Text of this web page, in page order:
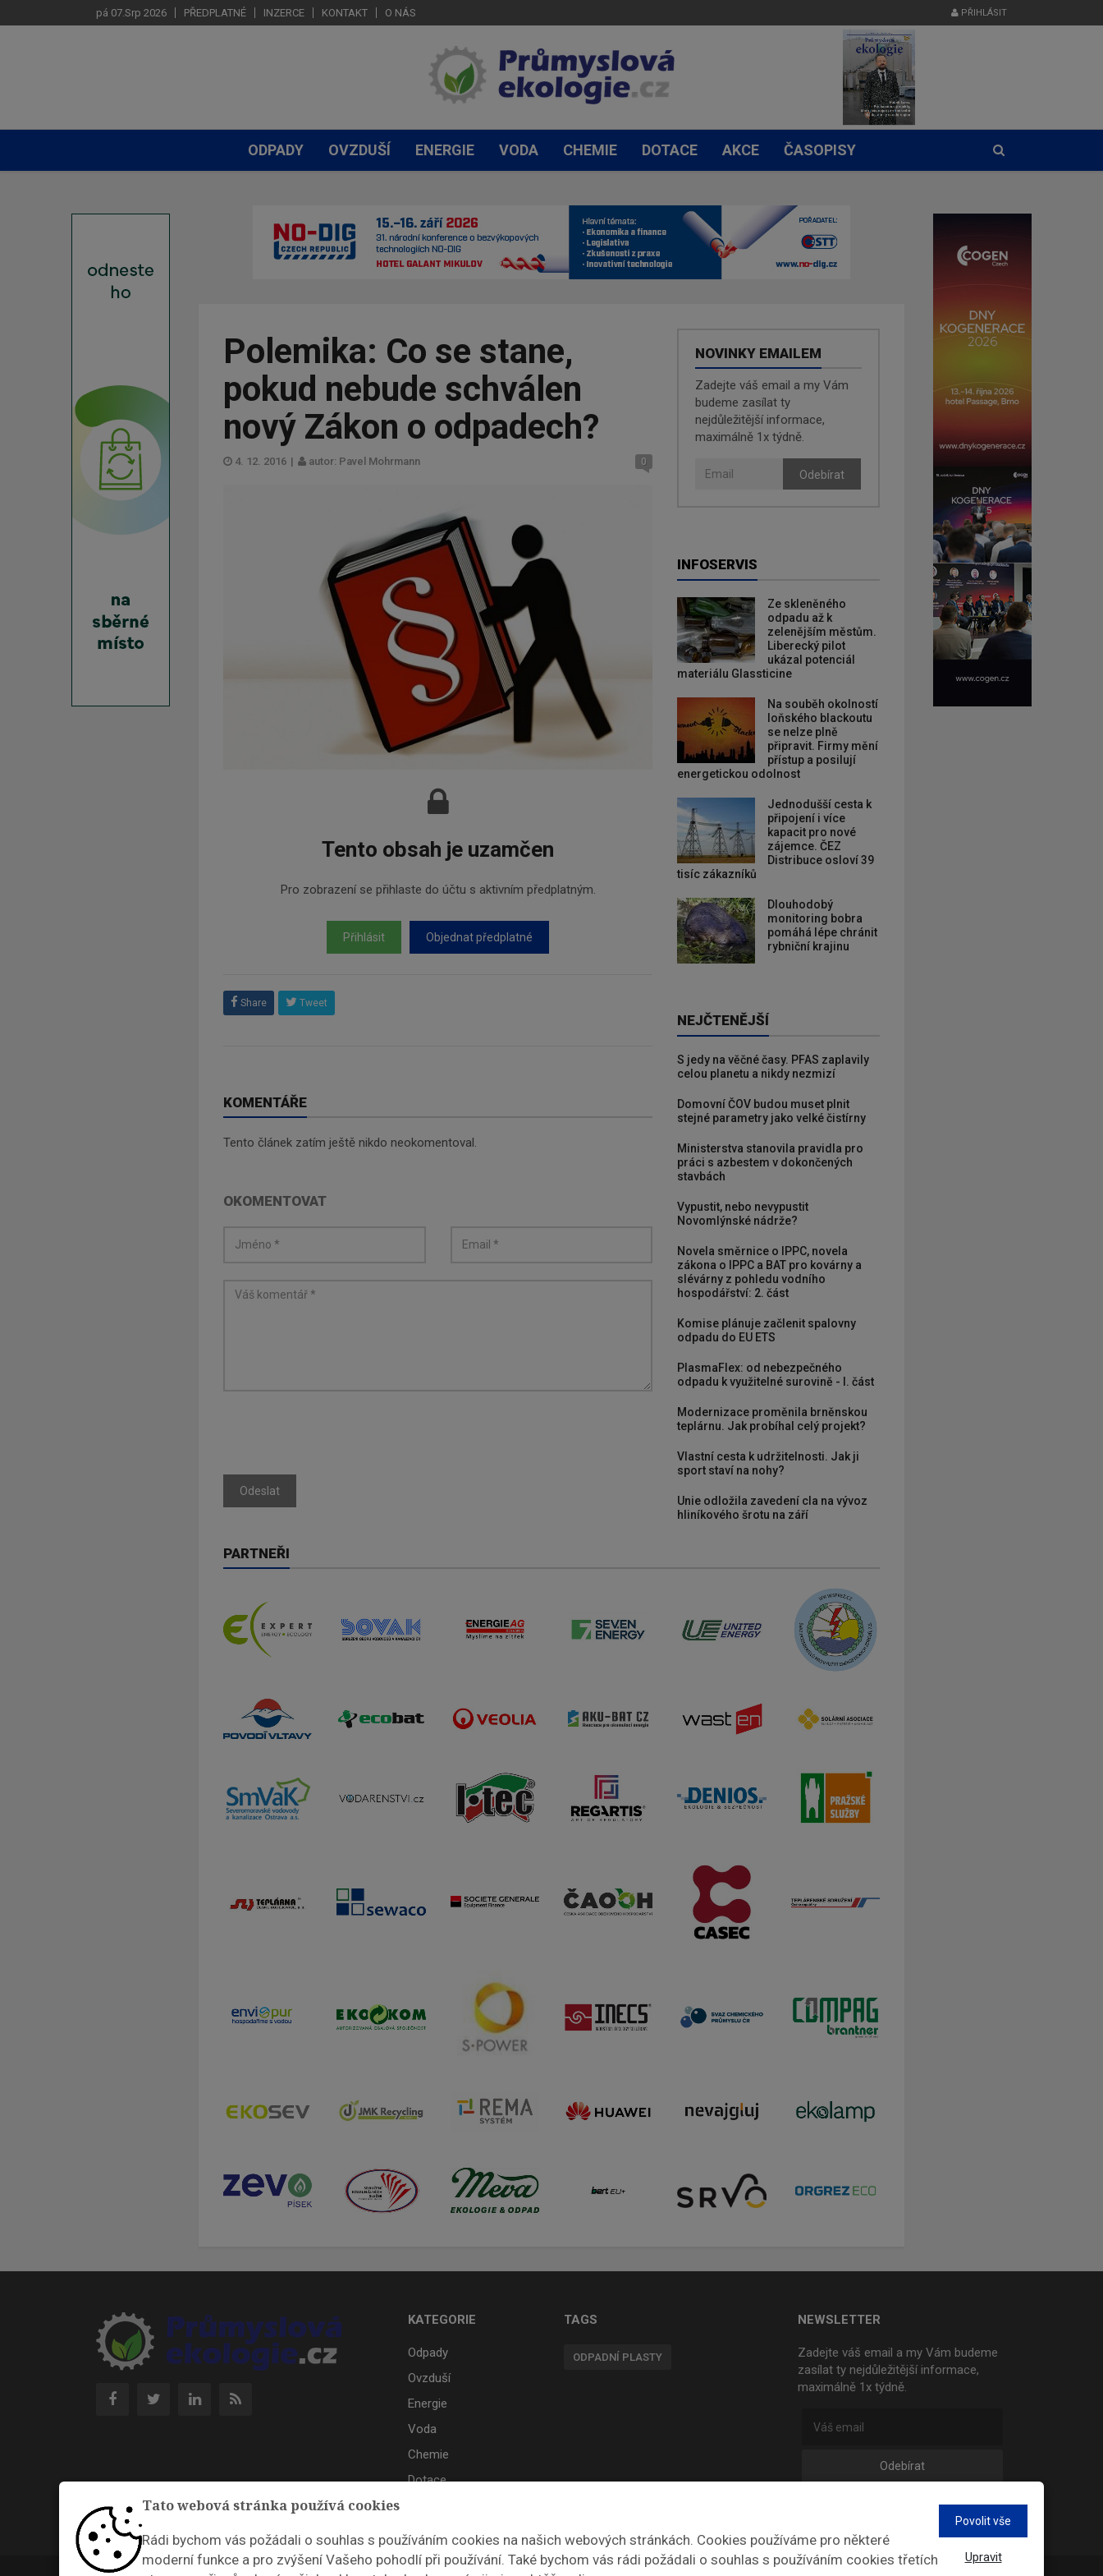
Tato webová stránka používá cookies
Rádi bychom vás požádali o souhlas s používáním cookies na našich webových stránkách. Cookies používáme pro některé
moderní funkce a pro zvýšení Vašeho pohodlí při používání. Také bychom vás rádi požádali o souhlas s používáním cookies třetích
Povolit vše
Upravit
pá 07.Srp 2026 PŘEDPLATNÉ INZERCE KONTAKT O NÁS PŘIHLÁSIT
ODPADY OVZDUŠÍ ENERGIE VODA CHEMIE DOTACE AKCE ČASOPISY
Polemika: Co se stane,
pokud nebude schválen
nový Zákon o odpadech?
4. 12. 2016 | autor: Pavel Mohrmann 0
Tento obsah je uzamčen
Pro zobrazení se přihlaste do účtu s aktivním předplatným.
Přihlásit Objednat předplatné
Share Tweet
KOMENTÁŘE
Tento článek zatím ještě nikdo neokomentoval.
OKOMENTOVAT
Odeslat
NOVINKY EMAILEM
Zadejte váš email a my Vám
budeme zasílat ty
nejdůležitější informace,
maximálně 1x týdně.
Odebírat
INFOSERVIS
Ze skleněného
odpadu až k
zelenějším městům.
Liberecký pilot
ukázal potenciál
materiálu Glassticine
Na souběh okolností
loňského blackoutu
se nelze plně
připravit. Firmy mění
přístup a posilují
energetickou odolnost
Jednodušší cesta k
připojení i více
kapacit pro nové
zájemce. ČEZ
Distribuce osloví 39
tisíc zákazníků
Dlouhodobý
monitoring bobra
pomáhá lépe chránit
rybniční krajinu
NEJČTENĚJŠÍ
S jedy na věčné časy. PFAS zaplavily
celou planetu a nikdy nezmizí
Domovní ČOV budou muset plnit
stejné parametry jako velké čistírny
Ministerstva stanovila pravidla pro
práci s azbestem v dokončených
stavbách
Vypustit, nebo nevypustit
Novomlýnské nádrže?
Novela směrnice o IPPC, novela
zákona o IPPC a BAT pro kovárny a
slévárny z pohledu vodního
hospodářství: 2. část
Komise plánuje začlenit spalovny
odpadu do EU ETS
PlasmaFlex: od nebezpečného
odpadu k využitelné surovině - I. část
Modernizace proměnila brněnskou
teplárnu. Jak probíhal celý projekt?
Vlastní cesta k udržitelnosti. Jak ji
sport staví na nohy?
Unie odložila zavedení cla na vývoz
hliníkového šrotu na září
PARTNEŘI
KATEGORIE
Odpady
Ovzduší
Energie
Voda
Chemie
Dotace
TAGS
ODPADNÍ PLASTY
NEWSLETTER
Zadejte váš email a my Vám budeme
zasílat ty nejdůležitější informace,
maximálně 1x týdně.
Odebírat